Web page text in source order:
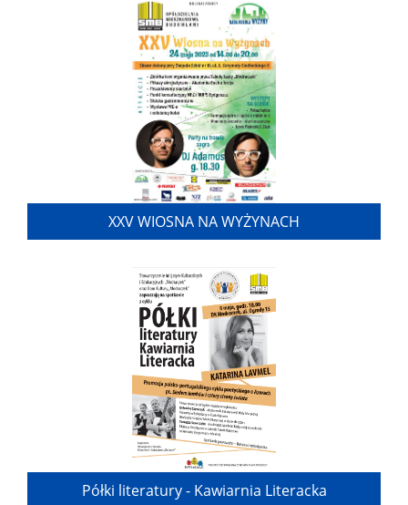
XXV WIOSNA NA WYŻYNACH
Półki literatury - Kawiarnia Literacka